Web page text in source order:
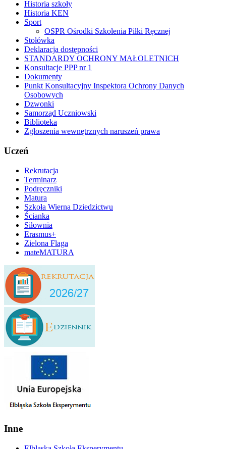
Historia szkoły
Historia KEN
Sport
OSPR Ośrodki Szkolenia Piłki Ręcznej
Stołówka
Deklaracja dostępności
STANDARDY OCHRONY MAŁOLETNICH
Konsultacje PPP nr 1
Dokumenty
Punkt Konsultacyjny Inspektora Ochrony Danych
Osobowych
Dzwonki
Samorząd Uczniowski
Biblioteka
Zgłoszenia wewnętrznych naruszeń prawa
Uczeń
Rekrutacja
Terminarz
Podręczniki
Matura
Szkoła Wierna Dziedzictwu
Ścianka
Siłownia
Erasmus+
Zielona Flaga
mateMATURA
Inne